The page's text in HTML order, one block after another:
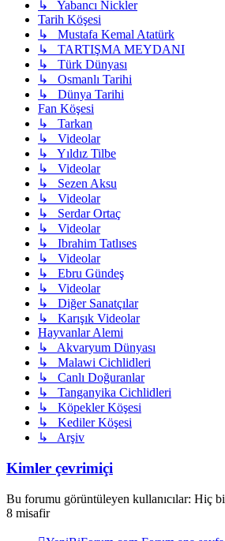
↳ Yabancı Nickler
Tarih Köşesi
↳ Mustafa Kemal Atatürk
↳ TARTIŞMA MEYDANI
↳ Türk Dünyası
↳ Osmanlı Tarihi
↳ Dünya Tarihi
Fan Köşesi
↳ Tarkan
↳ Videolar
↳ Yıldız Tilbe
↳ Videolar
↳ Sezen Aksu
↳ Videolar
↳ Serdar Ortaç
↳ Videolar
↳ Ibrahim Tatlıses
↳ Videolar
↳ Ebru Gündeş
↳ Videolar
↳ Diğer Sanatçılar
↳ Karışık Videolar
Hayvanlar Alemi
↳ Akvaryum Dünyası
↳ Malawi Cichlidleri
↳ Canlı Doğuranlar
↳ Tanganyika Cichlidleri
↳ Köpekler Köşesi
↳ Kediler Köşesi
↳ Arşiv
Kimler çevrimiçi
Bu forumu görüntüleyen kullanıcılar: Hiç
8 misafir